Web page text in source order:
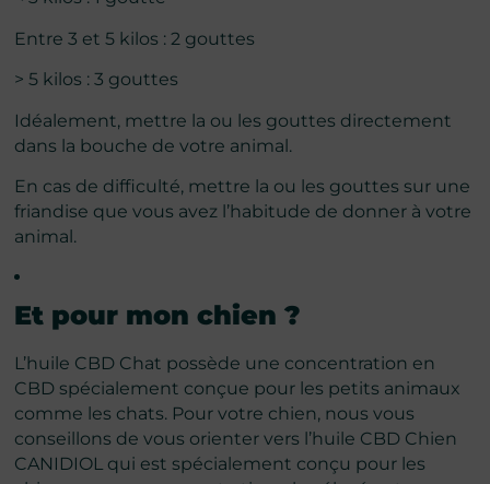
Entre 3 et 5 kilos : 2 gouttes
> 5 kilos : 3 gouttes
Idéalement, mettre la ou les gouttes directement
dans la bouche de votre animal.
En cas de difficulté, mettre la ou les gouttes sur une
friandise que vous avez l’habitude de donner à votre
animal.
Et pour mon chien ?
L’huile CBD Chat possède une concentration en
CBD spécialement conçue pour les petits animaux
comme les chats. Pour votre chien, nous vous
conseillons de vous orienter vers l’huile CBD Chien
CANIDIOL qui est spécialement conçu pour les